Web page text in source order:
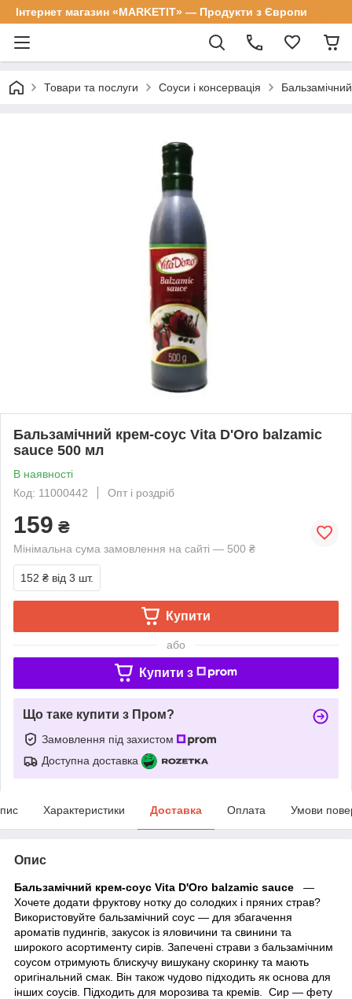
Інтернет магазин «MARKETIT» — Продукти з Європи
Товари та послуги Соуси і консервація
Бальзамічний крем-соус Vita D'Oro balzamic
sauce 500 мл
В наявності
Код: 11000442
Опт і роздріб
159 ₴
Мінімальна сума замовлення на сайті — 500 ₴
152 ₴ від 3 шт.
Купити
або
Купити з
Що таке купити з Пром?
Замовлення під захистом
Доступна доставка
Характеристики Доставка Оплата Умови
Опис
Бальзамічний крем-соус Vita D'Oro balzamic sauce
—
Хочете додати фруктову нотку до солодких і пряних страв?
Використовуйте бальзамічний соус — для збагачення
ароматів пудингів, закусок із яловичини та свинини та
широкого асортименту сирів. Запечені страви з бальзамічним
соусом отримують блискучу вишукану скоринку та мають
оригінальний смак. Він також чудово підходить як основа для
інших соусів. Підходить для морозива та кремів. Сир — фету